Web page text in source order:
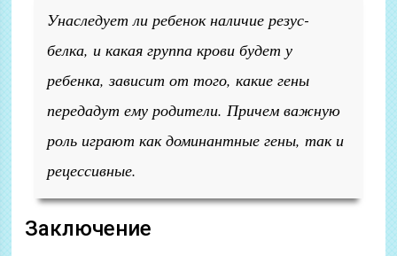
Унаследует ли ребенок наличие резус-
белка, и какая группа крови будет у
ребенка, зависит от того, какие гены
передадут ему родители. Причем важную
роль играют как доминантные гены, так и
рецессивные.
Заключение